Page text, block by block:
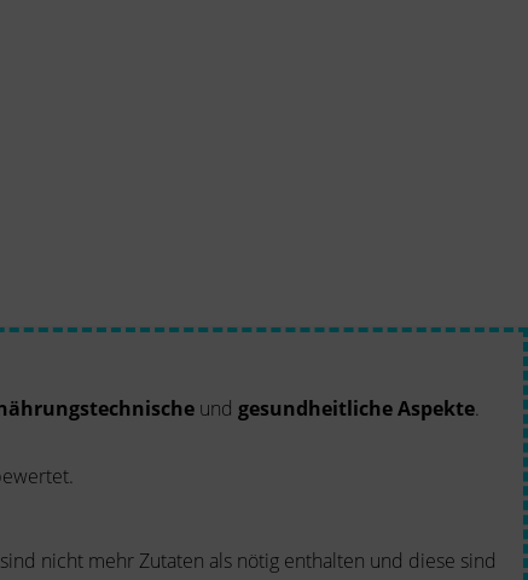
und gesundheitliche Aspekte.
nicht mehr Zutaten als nötig enthalten und diese sind